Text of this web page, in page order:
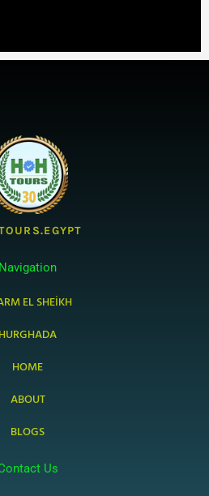
Navigation
EL SHEIKH
HURGHADA
HOME
ABOUT
BLOGS
Us